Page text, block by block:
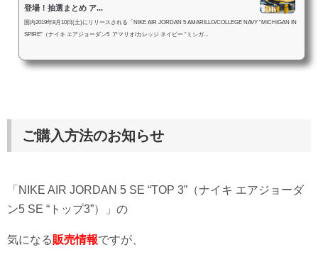
登場！抽選まとめ ア...
国内2019年8月10日(土)にリリースされる「NIKE AIR JORDAN 5 AMARILLO/COLLEGE NAVY “MICHIGAN IN
SPIRE”（ナイキ エアジョーダン5 アマリオ/カレッジ ネイビー “ミシガ...
ご購入方法のお知らせ
「NIKE AIR JORDAN 5 SE “TOP 3”（ナイキ エアジョーダ
ン5 SE “トップ3”）」の
気になる販売情報ですが、